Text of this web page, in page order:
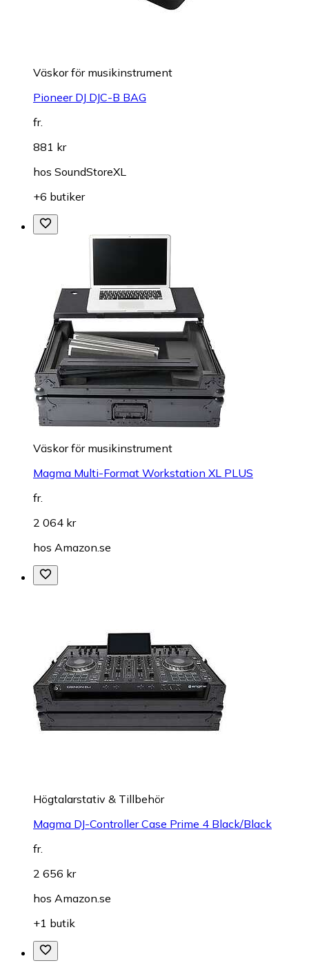
Väskor för musikinstrument
Pioneer DJ DJC-B BAG
fr.
881 kr
hos SoundStoreXL
+6 butiker
Väskor för musikinstrument
Magma Multi-Format Workstation XL PLUS
fr.
2 064 kr
hos Amazon.se
Högtalarstativ & Tillbehör
Magma DJ-Controller Case Prime 4 Black/Black
fr.
2 656 kr
hos Amazon.se
+1 butik